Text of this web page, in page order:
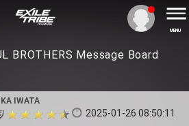
MENU
BROTHERS Message Board
IWATA
2025-01-26 08:50:11